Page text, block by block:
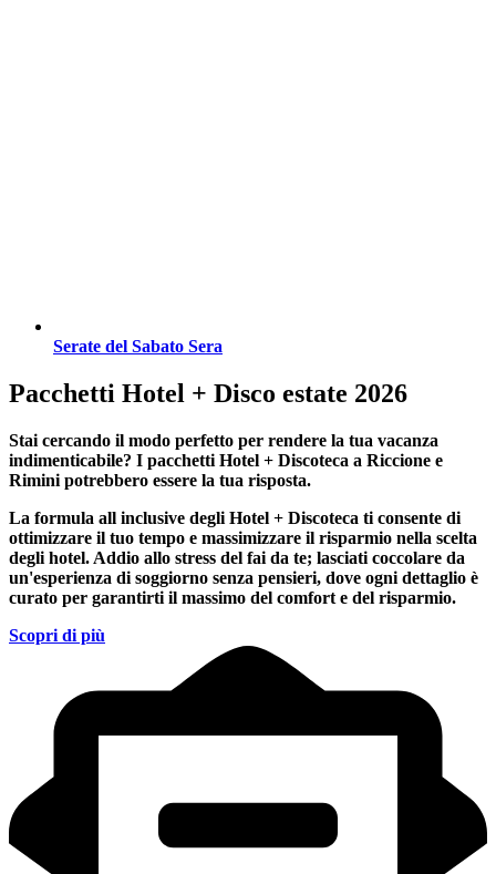
Serate del Sabato Sera
Pacchetti Hotel + Disco estate 2026
Stai cercando il modo perfetto per rendere la tua vacanza
indimenticabile? I pacchetti Hotel + Discoteca a Riccione e
Rimini potrebbero essere la tua risposta.
La formula all inclusive degli Hotel + Discoteca ti consente di
ottimizzare il tuo tempo e massimizzare il risparmio nella scelta
degli hotel. Addio allo stress del fai da te; lasciati coccolare da
un'esperienza di soggiorno senza pensieri, dove ogni dettaglio è
curato per garantirti il massimo del comfort e del risparmio.
Scopri di più